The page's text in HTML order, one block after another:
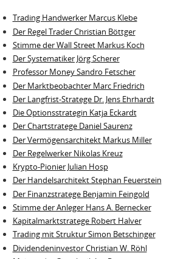
Trading Handwerker Marcus Klebe
Der Regel Trader Christian Böttger
Stimme der Wall Street Markus Koch
Der Systematiker Jörg Scherer
Professor Money Sandro Fetscher
Der Marktbeobachter Marc Friedrich
Der Langfrist-Stratege Dr. Jens Ehrhardt
Die Optionsstrategin Katja Eckardt
Der Chartstratege Daniel Saurenz
Der Vermögensarchitekt Markus Miller
Der Regelwerker Nikolas Kreuz
Krypto-Pionier Julian Hosp
Der Handelsarchitekt Stephan Feuerstein
Der Finanzstratege Benjamin Feingold
Stimme der Anleger Hans A. Bernecker
Kapitalmarktstratege Robert Halver
Trading mit Struktur Simon Betschinger
Dividendeninvestor Christian W. Röhl